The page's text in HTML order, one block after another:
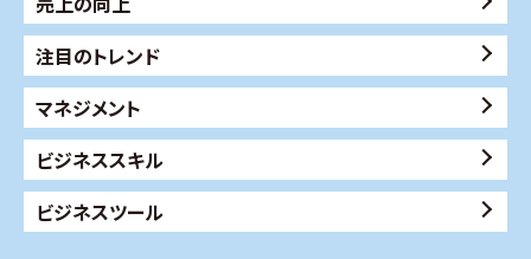
注目のトレンド
マネジメント
ビジネススキル
ビジネスツール